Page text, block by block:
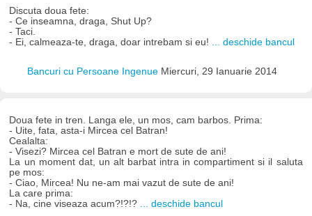
Discuta doua fete:
- Ce inseamna, draga, Shut Up?
- Taci.
- Ei, calmeaza-te, draga, doar intrebam si eu! ... deschide bancul
Bancuri cu Persoane Ingenue Miercuri, 29 Ianuarie 2014
Doua fete in tren. Langa ele, un mos, cam barbos. Prima:
- Uite, fata, asta-i Mircea cel Batran!
Cealalta:
- Visezi? Mircea cel Batran e mort de sute de ani!
La un moment dat, un alt barbat intra in compartiment si il saluta
pe mos:
- Ciao, Mircea! Nu ne-am mai vazut de sute de ani!
La care prima:
- Na, cine viseaza acum?!?!?
... deschide bancul